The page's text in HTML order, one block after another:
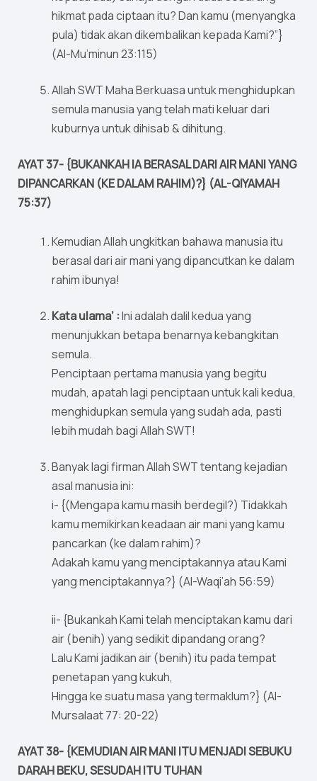
hikmat pada ciptaan itu? Dan kamu (menyangka
pula) tidak akan dikembalikan kepada Kami?”}
(Al-Mu’minun 23:115)
Allah SWT Maha Berkuasa untuk menghidupkan
semula manusia yang telah mati keluar dari
kuburnya untuk dihisab & dihitung.
AYAT 37- {BUKANKAH IA BERASAL DARI AIR MANI YANG
DIPANCARKAN (KE DALAM RAHIM)?} (AL-QIYAMAH
75:37)
Kemudian Allah ungkitkan bahawa manusia itu
berasal dari air mani yang dipancutkan ke dalam
rahim ibunya!
Kata ulama’ :Ini adalah dalil kedua yang
menunjukkan betapa benarnya kebangkitan
semula.
Penciptaan pertama manusia yang begitu
mudah, apatah lagi penciptaan untuk kali kedua,
menghidupkan semula yang sudah ada, pasti
lebih mudah bagi Allah SWT!
Banyak lagi firman Allah SWT tentang kejadian
asal manusia ini:
i- {(Mengapa kamu masih berdegil?) Tidakkah
kamu memikirkan keadaan air mani yang kamu
pancarkan (ke dalam rahim)?
Adakah kamu yang menciptakannya atau Kami
yang menciptakannya?} (Al-Waqi’ah 56:59)
ii- {Bukankah Kami telah menciptakan kamu dari
air (benih) yang sedikit dipandang orang?
Lalu Kami jadikan air (benih) itu pada tempat
penetapan yang kukuh,
Hingga ke suatu masa yang termaklum?} (Al-
Mursalaat 77: 20-22)
AYAT 38- {KEMUDIAN AIR MANI ITU MENJADI SEBUKU
DARAH BEKU, SESUDAH ITU TUHAN